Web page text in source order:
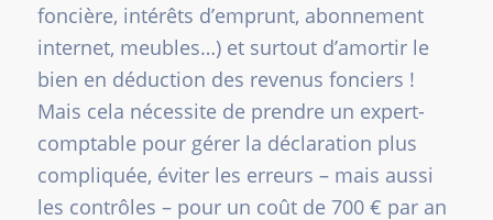
foncière, intérêts d’emprunt, abonnement
internet, meubles…) et surtout d’amortir le
bien en déduction des revenus fonciers !
Mais cela nécessite de prendre un expert-
comptable pour gérer la déclaration plus
compliquée, éviter les erreurs – mais aussi
les contrôles – pour un coût de 700 € par an